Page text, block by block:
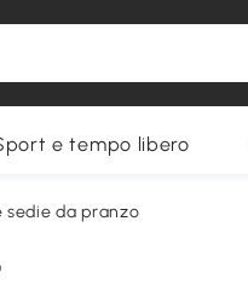
e tempo libero
sedie da pranzo